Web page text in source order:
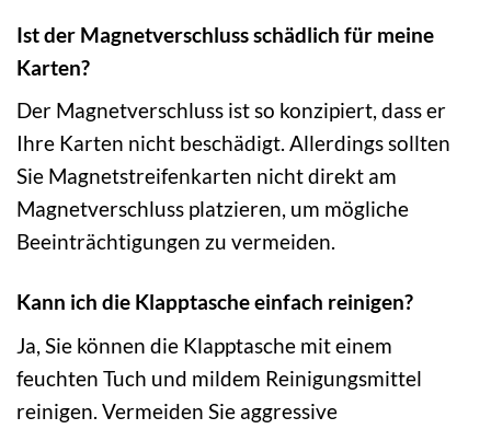
Ist der Magnetverschluss schädlich für meine
Karten?
Der Magnetverschluss ist so konzipiert, dass er
Ihre Karten nicht beschädigt. Allerdings sollten
Sie Magnetstreifenkarten nicht direkt am
Magnetverschluss platzieren, um mögliche
Beeinträchtigungen zu vermeiden.
Kann ich die Klapptasche einfach reinigen?
Ja, Sie können die Klapptasche mit einem
feuchten Tuch und mildem Reinigungsmittel
reinigen. Vermeiden Sie aggressive